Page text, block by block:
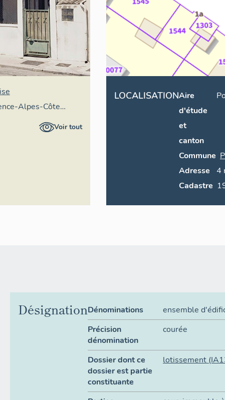
Alpes-Côte
Voir tout
LOCALISATIONAire
d'étude
et
canton
Commune
Adresse
4
Cadastre
DésignationDénominations
ensemble
Précision
dénomination
courée
Dossier dont ce
dossier est partie
constituante
lotissement